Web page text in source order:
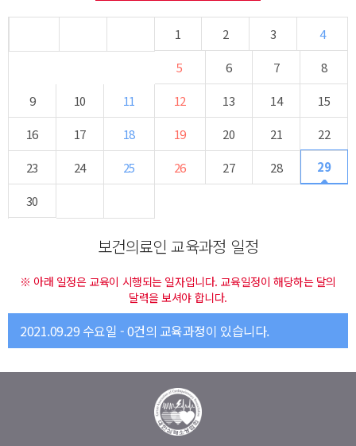
1 2 3
4
5
6 7
8
9
10 11 12 13 14
15
16
17 18 19 20 21
22
23
24 25 26 27 28 29
30
보건의료인 교육과정 일정
※ 아래 일정은 교육이 시행되는 일자입니다. 교육일정이 해당하는 달의
달력을 보셔야 합니다.
2021.09.29 수요일 - 0건의 교육과정이 있습니다.